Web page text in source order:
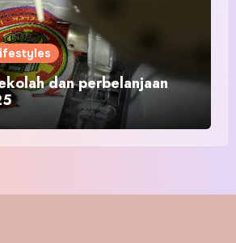
dan perbelanjaan